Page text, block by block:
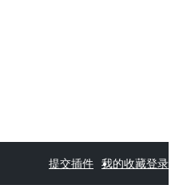
提交插件 我的收藏登录